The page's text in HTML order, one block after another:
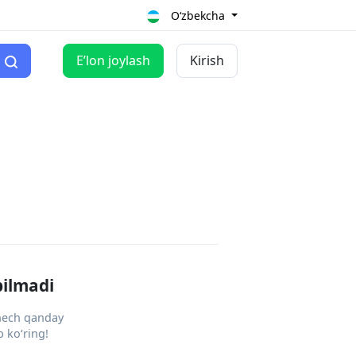
O‘zbekcha
Eʼlon joylash Kirish
qanday
ko‘ring!